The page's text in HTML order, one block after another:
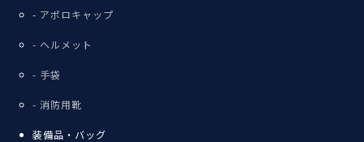
アポロキャップ
ヘルメット
手袋
消防用靴
装備品・バッグ